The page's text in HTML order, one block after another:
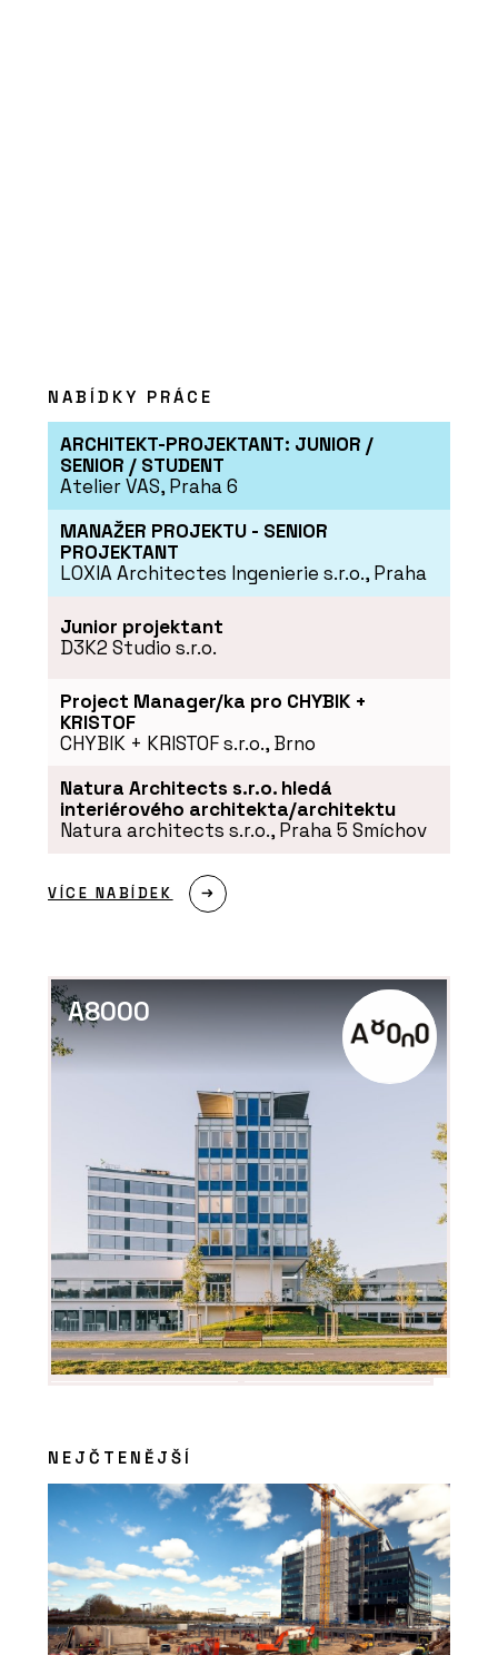
NABÍDKY PRÁCE
ARCHITEKT-PROJEKTANT: JUNIOR /
SENIOR / STUDENT
Atelier VAS, Praha 6
MANAŽER PROJEKTU - SENIOR
PROJEKTANT
LOXIA Architectes Ingenierie s.r.o., Praha
Junior projektant
D3K2 Studio s.r.o.
Project Manager/ka pro CHYBIK +
KRISTOF
CHYBIK + KRISTOF s.r.o., Brno
Natura Architects s.r.o. hledá
interiérového architekta/architektu
Natura architects s.r.o., Praha 5 Smíchov
VÍCE NABÍDEK
A8000
NEJČTENĚJŠÍ